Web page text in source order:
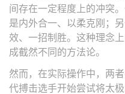
间存在一定程度上的冲突
是内外合一、以柔克刚；
效、一招制胜。这种理念
成截然不同的方法论。
然而，在实际操作中，两
代搏击选手开始尝试将太